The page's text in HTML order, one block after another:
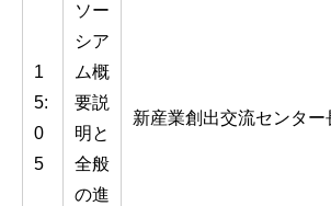
1
5:
0
5
ソー
シア
ム概
要説
明と
全般
の進
新産業創出交流センター